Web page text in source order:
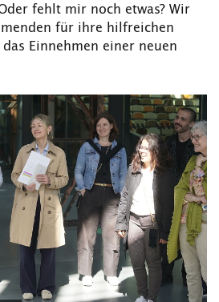
fehlt mir noch etwas? Wir
für ihre hilfreichen
Einnehmen einer neuen